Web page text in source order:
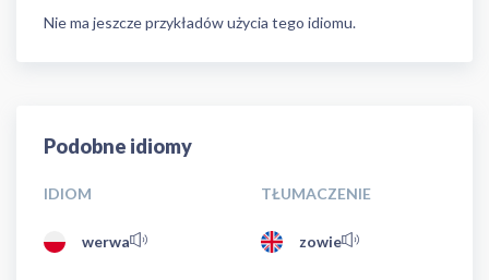
Nie ma jeszcze przykładów użycia tego idiomu.
Podobne idiomy
IDIOM TŁUMACZENIE
werwa zowie